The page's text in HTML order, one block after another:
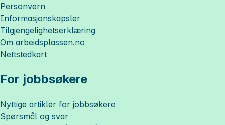
Personvern
Informasjonskapsler
Tilgjengelighetserklæring
Om arbeidsplassen.no
Nettstedkart
For jobbsøkere
Nyttige artikler for jobbsøkere
Spørsmål og svar